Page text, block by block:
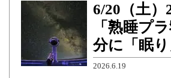
6/20（土
「熟睡プ
分に「眠
2026.6.19